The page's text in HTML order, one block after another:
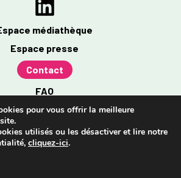
médiathèque
Espace presse
Contact
FAQ
Mentions légales
de confidentialité
partiellement conforme à 96%
pour vous offrir la meilleure
utilisés ou les désactiver et lire notre
cliquez-ici.